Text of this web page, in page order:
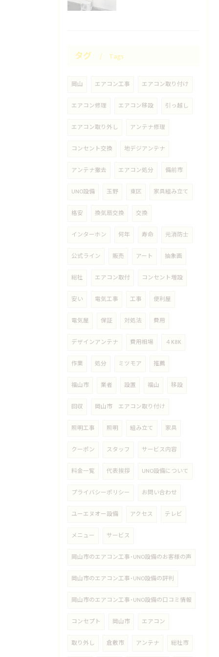
タグ Tags
岡山 エアコン工事 エアコン取り付け
エアコン修理 エアコン移設 引っ越し
エアコン取り外し アンテナ修理
コンセント交換 地デジアンテナ
アンテナ撤去 エアコン処分 備前市
UNO設備 玉野 東区 家具組み立て
格安 換気扇交換 交換
インターホン 何年 寿命 元消防士
公式ライン 販売 アート 抽象画
総社 エアコン取付 コンセント増設
安い 電気工事 工事 便利屋
電気屋 保証 対処法 費用
デザインアンテナ 費用相場 ４K8K
作業 処分 ミツモア 推薦
福山市 業者 設置 福山 移設
回収 岡山市 エアコン取り付け
照明工事 照明 組み立て 家具
クーポン スタッフ サービス内容
料金一覧 代表挨拶 UNO設備について
プライバシーポリシー お問い合わせ
ユーエヌオー設備 アクセス テレビ
メニュー サービス
岡山市のエアコン工事･UNO設備のお客様の声
岡山市のエアコン工事･UNO設備の評判
岡山市のエアコン工事･UNO設備の口コミ情報
コンセプト 岡山市 エアコン
取り外し 倉敷市 アンテナ 総社市